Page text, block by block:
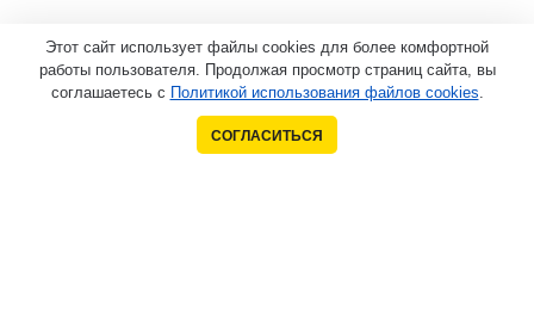
Этот сайт использует файлы cookies для более комфортной
работы пользователя. Продолжая просмотр страниц сайта, вы
соглашаетесь с Политикой использования файлов cookies.
СОГЛАСИТЬСЯ